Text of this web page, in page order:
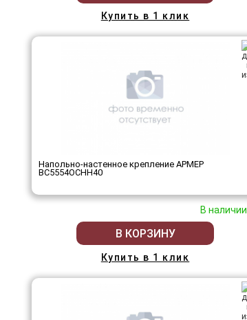
Купить в 1 клик
Напольно-настенное крепление АРМЕР
ВС5554ОСНН40
В наличии
В КОРЗИНУ
Купить в 1 клик